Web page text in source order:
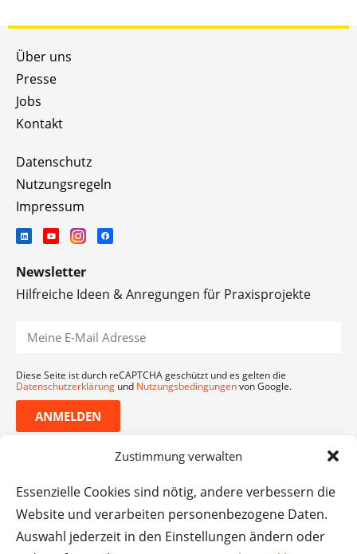
Zustimmung verwalten
Essenzielle Cookies sind nötig, andere verbessern die
Website und verarbeiten personenbezogene Daten.
Auswahl jederzeit in den Einstellungen ändern oder
Über uns
Presse
Jobs
Kontakt
Datenschutz
Nutzungsregeln
Impressum
Newsletter
Hilfreiche Ideen & Anregungen für Praxisprojekte
Diese Seite ist durch reCAPTCHA geschützt und es gelten die
Datenschutzerklärung und Nutzungsbedingungenvon Google.
ANMELDEN